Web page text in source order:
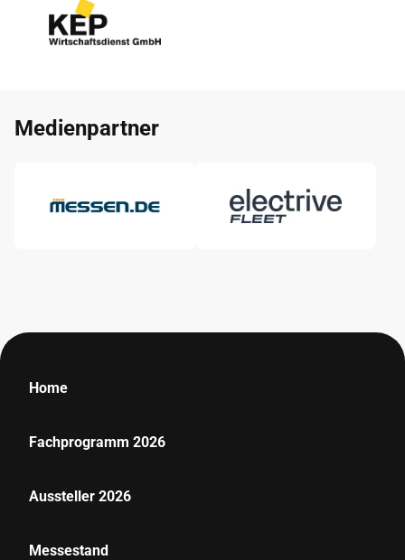
Medienpartner
Home
Fachprogramm 2026
Aussteller 2026
Messestand